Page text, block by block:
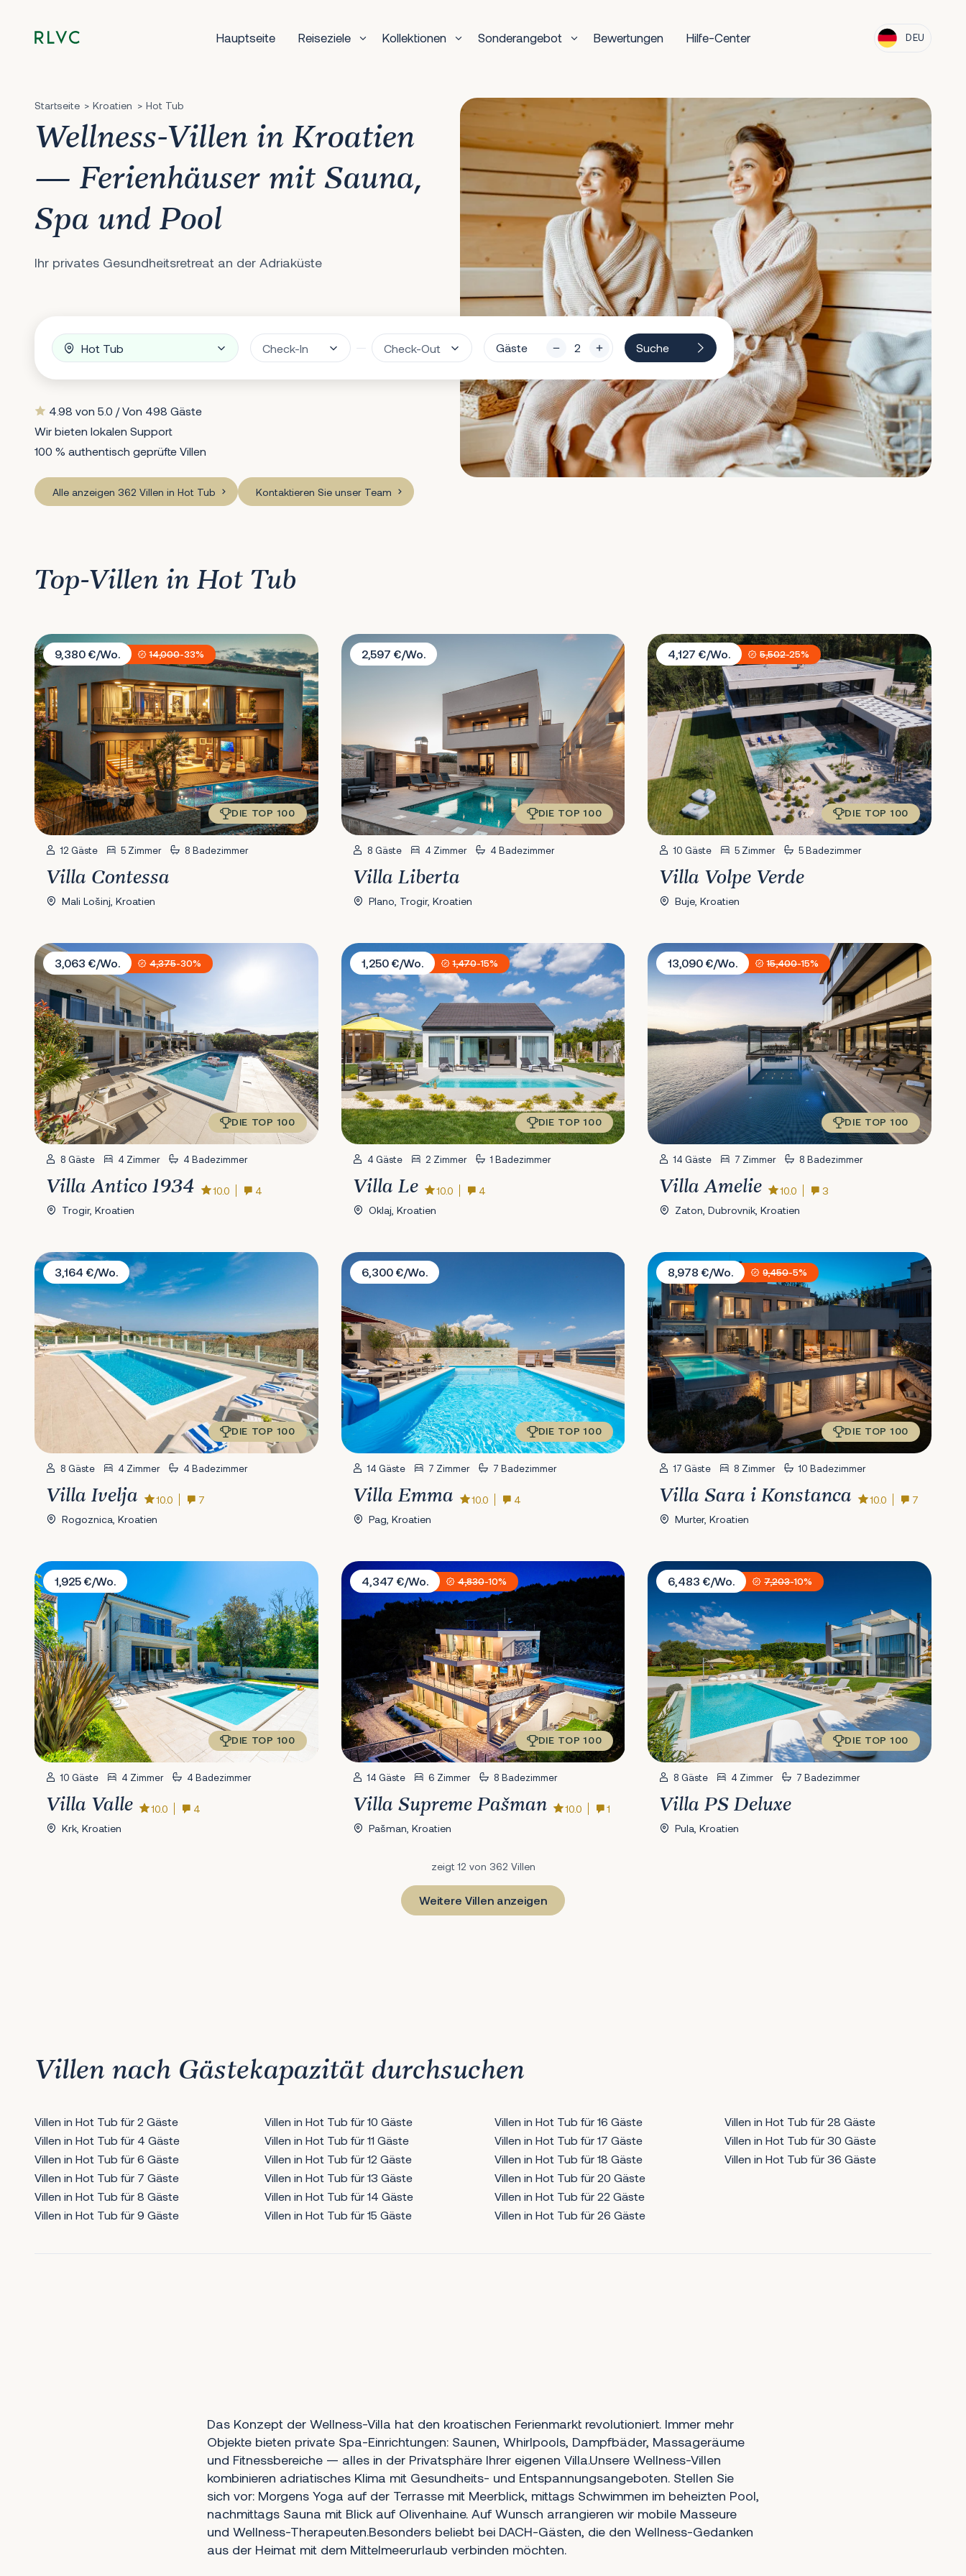
Hauptseite Reiseziele Kollektionen Sonderangebot Bewertungen Hilfe-Center DEU
Startseite Kroatien Hot Tub
Wellness-Villen in Kroatien
— Ferienhäuser mit Sauna,
Spa und Pool
Ihr privates Gesundheitsretreat an der Adriaküste
Gäste Suche
4.98 von 5.0 / Von 498 Gäste
Wir bieten lokalen Support
100 % authentisch geprüfte Villen
Alle anzeigen 362 Villen in Hot Tub Kontaktieren Sie unser Team
Top-Villen in Hot Tub
Villa Contessa
9,380 €/Wo.
14,000-33%
DIE TOP 100
12 Gäste 5 Zimmer 8 Badezimmer
Villa Contessa
Mali Lošinj, Kroatien
Villa Liberta
2,597 €/Wo.
DIE TOP 100
8 Gäste 4 Zimmer 4 Badezimmer
Villa Liberta
Plano, Trogir, Kroatien
Villa Volpe Verde
4,127 €/Wo.
5,502-25%
DIE TOP 100
10 Gäste 5 Zimmer 5 Badezimmer
Villa Volpe Verde
Buje, Kroatien
Villa Antico 1934
3,063 €/Wo.
4,375-30%
DIE TOP 100
8 Gäste 4 Zimmer 4 Badezimmer
Villa Antico 1934 10.0
4
Trogir, Kroatien
Villa Le
1,250 €/Wo.
1,470-15%
DIE TOP 100
4 Gäste 2 Zimmer 1 Badezimmer
Villa Le 10.0
4
Oklaj, Kroatien
Villa Amelie
13,090 €/Wo.
15,400-15%
DIE TOP 100
14 Gäste 7 Zimmer 8 Badezimmer
Villa Amelie 10.0
3
Zaton, Dubrovnik, Kroatien
Villa Ivelja
3,164 €/Wo.
DIE TOP 100
8 Gäste 4 Zimmer 4 Badezimmer
Villa Ivelja 10.0
7
Rogoznica, Kroatien
Villa Emma
6,300 €/Wo.
DIE TOP 100
14 Gäste 7 Zimmer 7 Badezimmer
Villa Emma 10.0
4
Pag, Kroatien
Villa Sara i Konstanca
8,978 €/Wo.
9,450-5%
DIE TOP 100
17 Gäste 8 Zimmer 10 Badezimmer
Villa Sara i Konstanca 10.0
7
Murter, Kroatien
Villa Valle
1,925 €/Wo.
DIE TOP 100
10 Gäste 4 Zimmer 4 Badezimmer
Villa Valle 10.0
4
Krk, Kroatien
Villa Supreme Pašman
4,347 €/Wo.
4,830-10%
DIE TOP 100
14 Gäste 6 Zimmer 8 Badezimmer
Villa Supreme Pašman 10.0
1
Pašman, Kroatien
Villa PS Deluxe
6,483 €/Wo.
7,203-10%
DIE TOP 100
8 Gäste 4 Zimmer 7 Badezimmer
Villa PS Deluxe
Pula, Kroatien
zeigt 12 von 362 Villen
Weitere Villen anzeigen
Villen nach Gästekapazität durchsuchen
Villen in Hot Tub für 2 Gäste
Villen in Hot Tub für 4 Gäste
Villen in Hot Tub für 6 Gäste
Villen in Hot Tub für 7 Gäste
Villen in Hot Tub für 8 Gäste
Villen in Hot Tub für 9 Gäste
Villen in Hot Tub für 10 Gäste
Villen in Hot Tub für 11 Gäste
Villen in Hot Tub für 12 Gäste
Villen in Hot Tub für 13 Gäste
Villen in Hot Tub für 14 Gäste
Villen in Hot Tub für 15 Gäste
Villen in Hot Tub für 16 Gäste
Villen in Hot Tub für 17 Gäste
Villen in Hot Tub für 18 Gäste
Villen in Hot Tub für 20 Gäste
Villen in Hot Tub für 22 Gäste
Villen in Hot Tub für 26 Gäste
Villen in Hot Tub für 28 Gäste
Villen in Hot Tub für 30 Gäste
Villen in Hot Tub für 36 Gäste
Das Konzept der Wellness-Villa hat den kroatischen Ferienmarkt revolutioniert. Immer mehr
Objekte bieten private Spa-Einrichtungen: Saunen, Whirlpools, Dampfbäder, Massageräume
und Fitnessbereiche — alles in der Privatsphäre Ihrer eigenen Villa.Unsere Wellness-Villen
kombinieren adriatisches Klima mit Gesundheits- und Entspannungsangeboten. Stellen Sie
sich vor: Morgens Yoga auf der Terrasse mit Meerblick, mittags Schwimmen im beheizten Pool,
nachmittags Sauna mit Blick auf Olivenhaine. Auf Wunsch arrangieren wir mobile Masseure
und Wellness-Therapeuten.Besonders beliebt bei DACH-Gästen, die den Wellness-Gedanken
aus der Heimat mit dem Mittelmeerurlaub verbinden möchten.